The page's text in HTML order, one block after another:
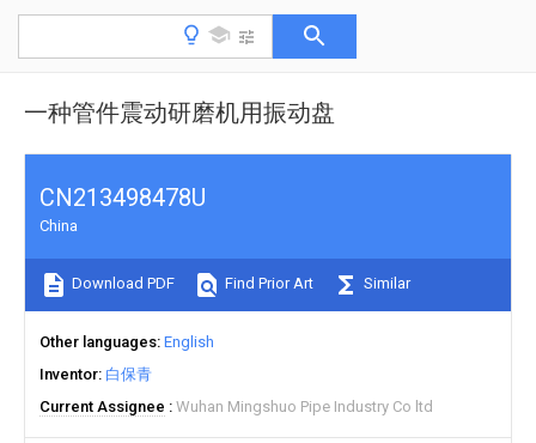
一种管件震动研磨机用振动盘
CN213498478U
China
Download PDF Find Prior Art Similar
Other languages English
Inventor 白保青
Current Assignee
Wuhan Mingshuo Pipe Industry Co ltd